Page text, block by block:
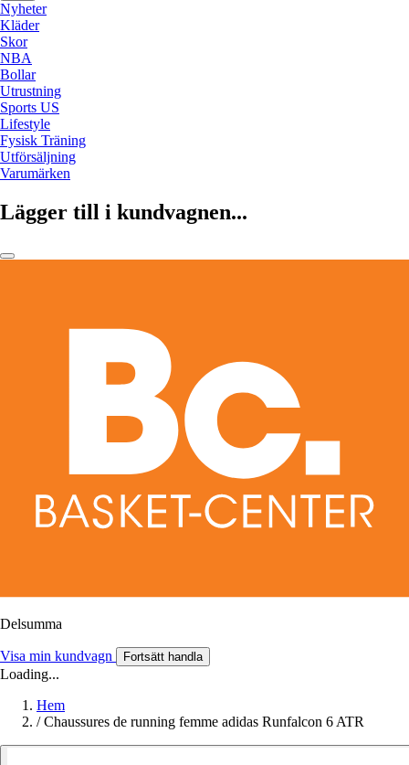
Nyheter
Kläder
Skor
NBA
Bollar
Utrustning
Sports US
Lifestyle
Fysisk Träning
Utförsäljning
Varumärken
Lägger till i kundvagnen...
Delsumma
Visa min kundvagn Fortsätt handla
Loading...
Hem
/ Chaussures de running femme adidas Runfalcon 6 ATR